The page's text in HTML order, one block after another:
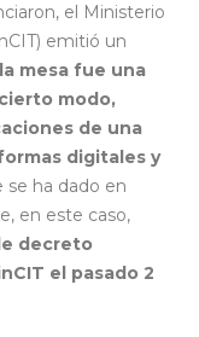
el Ministerio
emitió un
mesa fue una
modo,
de una
digitales y
se ha dado en
en este caso,
decreto
el pasado 2